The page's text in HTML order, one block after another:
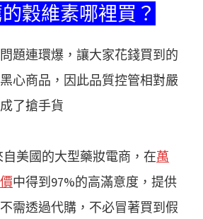
穀維素哪裡買？
題連環爆，讓大家花錢買到的
心商品，因此品質控管相對嚴
了搶手貨
自美國的大型藥妝電商，在萬
中得到97%的高滿意度，提供
需透過代購，不必冒著買到假